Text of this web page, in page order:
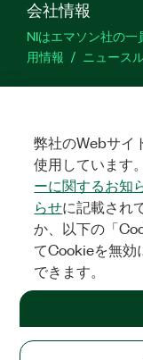
会社情報
NIはエマソン社の一
用情報
ニュース
サポート
ム
製品のアクテ
するご意見
©2026NATIONAL
弊社のWebサイ
使用しています
ーに関するお知
らせに記載され
か、以下の「
てCookieを無効
できます。